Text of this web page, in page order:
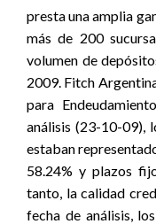
presta una amplia
más de 200
volumen de
2009. Fitch
para
análisis (23-10-09),
estaban
58.24% y plazos
tanto, la calidad
fecha de análisis,